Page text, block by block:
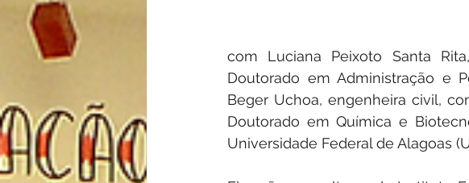
com Luciana Peixoto Santa
Doutorado em Administração e
Beger Uchoa, engenheira civil,
Doutorado em Química e
Universidade Federal de Alagoas